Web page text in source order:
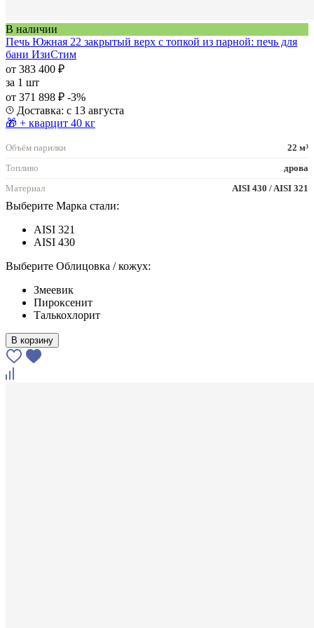
В наличии
Печь Южная 22 закрытый верх с топкой из парной: печь для
бани ИзиСтим
от 383 400 ₽
за 1 шт
от 371 898 ₽ -3%
Доставка: с 13 августа
🎁 + кварцит 40 кг
Объём парилки
22 м³
Топливо
дрова
Материал
AISI 430 / AISI 321
Выберите Марка стали:
AISI 321
AISI 430
Выберите Облицовка / кожух:
Змеевик
Пироксенит
Талькохлорит
В корзину